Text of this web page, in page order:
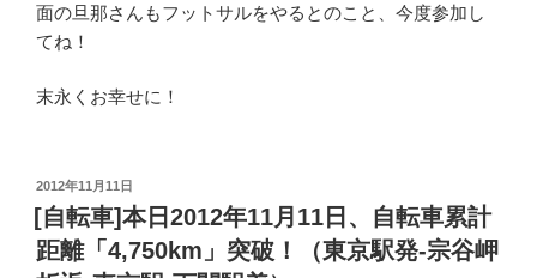
面の旦那さんもフットサルをやるとのこと、今度参加し
てね！
末永くお幸せに！
投
稿
日:
2012年11月11日
[自転車]本日2012年11月11日、自転車累計
距離「4,750km」突破！（東京駅発-宗谷岬